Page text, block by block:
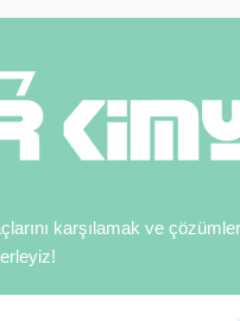
karşılamak ve